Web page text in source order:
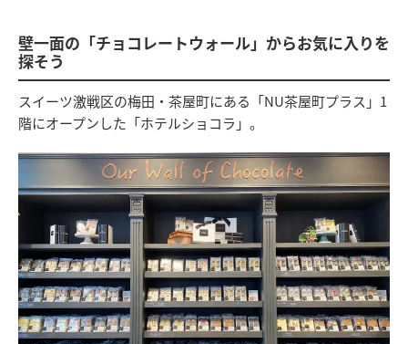
壁一面の「チョコレートウォール」からお気に入りを
探そう
スイーツ激戦区の梅田・茶屋町にある「NU茶屋町プラス」1
階にオープンした「ホテルショコラ」。